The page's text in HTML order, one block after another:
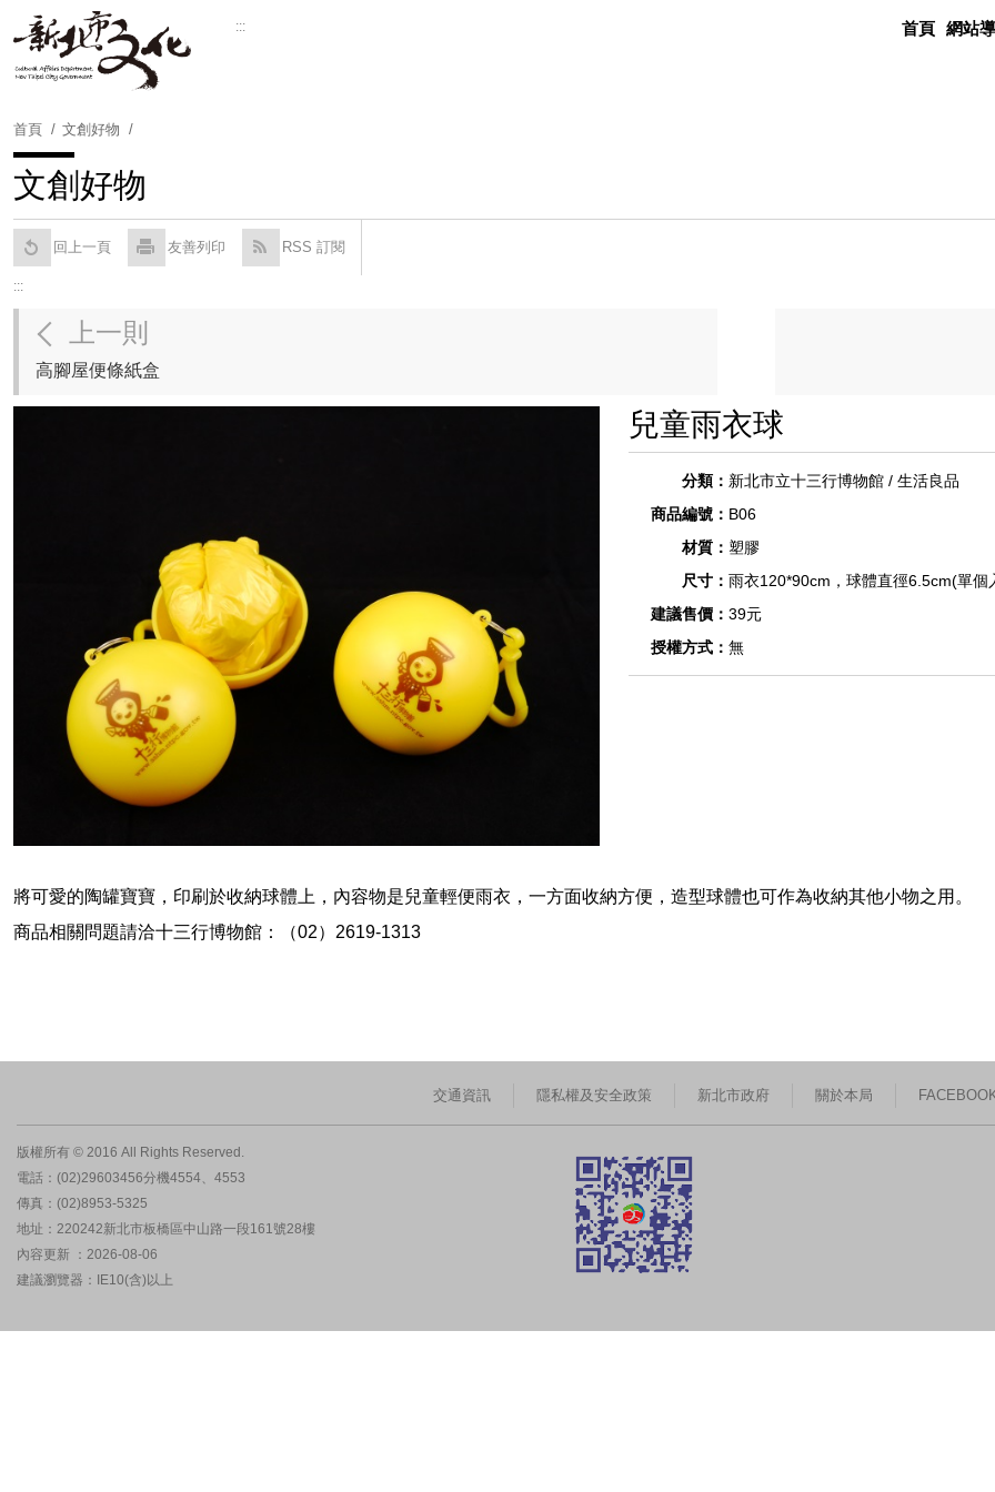
::: 首頁 網站
首頁 文創好物
文創好物
回上一頁 友善列印 RSS 訂閱
:::
上一則
高腳屋便條紙盒
兒童雨衣球
分類： 新北市立十三行博物館 / 生活良品
商品編號： B06
材質： 塑膠
尺寸：雨衣120*90cm，球體直徑6.5cm(單個
建議售價：39元
授權方式：無
將可愛的陶罐寶寶，印刷於收納球體上，內容物是兒童輕便雨衣，一方面收納方便，造型球體也可作為收納其他小物之用。
商品相關問題請洽十三行博物館：（02）2619-1313
交通資訊 隱私權及安全政策 新北市政府 關於本局
版權所有 © 2016 All Rights Reserved.
電話：(02)29603456分機4554、4553
傳真：(02)8953-5325
地址：220242新北市板橋區中山路一段161號28樓
內容更新 ：2026-08-06
建議瀏覽器：IE10(含)以上